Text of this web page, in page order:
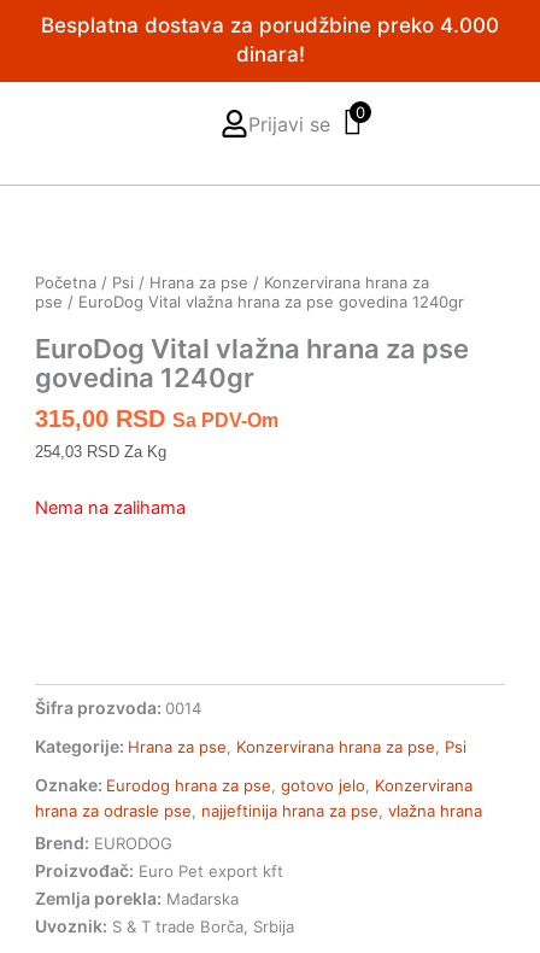
Besplatna dostava za porudžbine preko 4.000
dinara!
Prijavi se 0
Početna / Psi / Hrana za pse / Konzervirana hrana za
pse / EuroDog Vital vlažna hrana za pse govedina 1240gr
EuroDog Vital vlažna hrana za pse
govedina 1240gr
315,00 RSD Sa PDV-Om
254,03 RSD Za Kg
Nema na zalihama
Šifra prozvoda: 0014
Kategorije: Hrana za pse Konzervirana hrana za pse Psi
Oznake: Eurodog hrana za pse ,gotovo jelo Konzervirana
hrana za odrasle pse
najjeftinija hrana za pse ,vlažna hrana
Brend: EURODOG
Proizvođač: Euro Pet export kft
Zemlja porekla: Mađarska
Uvoznik: S & T trade Borča, Srbija